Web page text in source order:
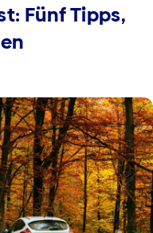
Fünf Tipps,